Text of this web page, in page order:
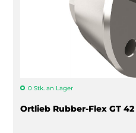
0 Stk. an Lager
Ortlieb Rubber-Flex GT